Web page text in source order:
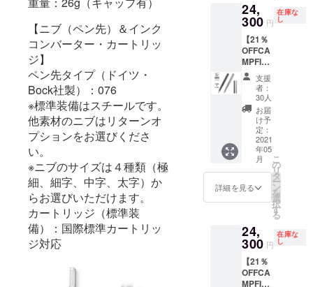
【ニブ（ペン先）＆インク
コンバーター・カートリッ
ジ】
ペン先タイプ（ドイツ・
Bock社製）：076
※標準装備はスチールです。
他素材のニブはリターンオ
プションをお選びくださ
い。
※ニブのサイズは４種類（極
細、細字、中字、太字）か
らお選びいただけます。
カートリッジ（標準装
備）：国際標準カートリッ
ジ対応
す。 ※
レザー
ポーチ
のカ
ラーは
２色か
らお選
びいた
だけま
す。 ※
木製ホ
ルダー
のカ
ラーは
２色か
びいた
だけま
（アル
ミ）の
カラー
は２色
からお
サイズ
は４種
類から
お選び
いただ
けま
す。 ※
皆様の
応援購
入によ
り量産
効率が
向上し
た場
合、正
価格が
販売予
がる可
能性も
ござい
ます。
※ご注文
（販売
予定価
格
30,800
円の
21％OF
F）
※stilfor
m INK
Titaniu
m（万
年筆：
チタ
ン）の
カラー
は２色
からお
※ペンの
サイズ
は４種
類から
お選び
24,
300 円
在庫な
し
【21％
OFFCA
MPFIRE
割】
stilform
INK
Titaniu
m（チ
タン万
年筆）
stilform
INK
Titaniu
m（万
年筆：
チタ
（販売
予定価
格
30,800
円の
支援
者：
30人
お届
け予
定：
2021
年05
月
詳細を見る
こ
の
リ
タ
ー
ン
を
選
択
す
る
24,
300 円
在庫な
し
【21％
OFFCA
MPFIRE